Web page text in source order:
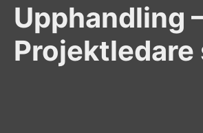
Upphandling
Projektledare